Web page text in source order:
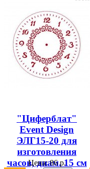
"Циферблат"
Event Design
ЭЛГ15-20 для
изготовления
часов, диам. 15 см
Цена:86 р.